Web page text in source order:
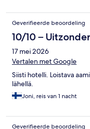
Geverifieerde beoordeling
10/10 –
17 mei 2026
Vertalen met Google
Siisti hotelli. Loistava
lähellä.
Joni, reis van 1 nacht
Geverifieerde beoordeling